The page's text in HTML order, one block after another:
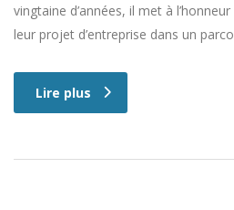
vingtaine d’années, il met à
leur projet d’entreprise dans un
Lire plus